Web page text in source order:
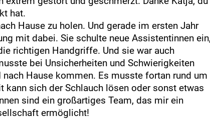
hat.
Hause zu holen. Und gerade im ersten Jahr
mit dabei. Sie schulte neue Assistentinnen ein,
richtigen Handgriffe. Und sie war auch
bei Unsicherheiten und Schwierigkeiten
Hause kommen. Es musste fortan rund um
kann sich der Schlauch lösen oder sonst etwas
sind ein großartiges Team, das mir ein
ermöglicht!